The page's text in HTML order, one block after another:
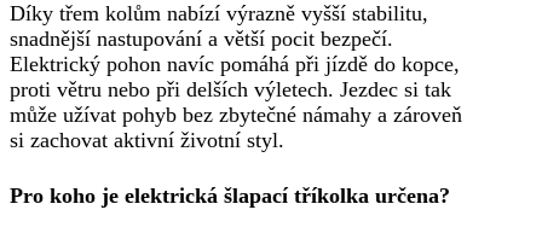
Díky třem kolům nabízí výrazně vyšší stabilitu,
snadnější nastupování a větší pocit bezpečí.
Elektrický pohon navíc pomáhá při jízdě do kopce,
proti větru nebo při delších výletech. Jezdec si tak
může užívat pohyb bez zbytečné námahy a zároveň
si zachovat aktivní životní styl.
Pro koho je elektrická šlapací tříkolka určena?